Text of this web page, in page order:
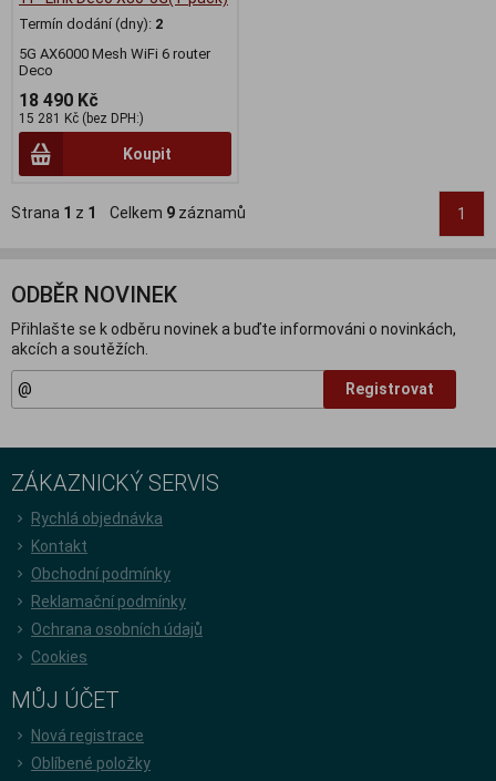
Termín dodání (dny): 2
5G AX6000 Mesh WiFi 6 router
Deco
18 490 Kč
15 281 Kč (bez DPH:)
Koupit
Strana 1 z 1 Celkem 9 záznamů 1
ODBĚR NOVINEK
Přihlašte se k odběru novinek a buďte informováni o novinkách,
akcích a soutěžích.
Registrovat
ZÁKAZNICKÝ SERVIS
Rychlá objednávka
Kontakt
Obchodní podmínky
Reklamační podmínky
Ochrana osobních údajů
Cookies
MŮJ ÚČET
Nová registrace
Oblíbené položky